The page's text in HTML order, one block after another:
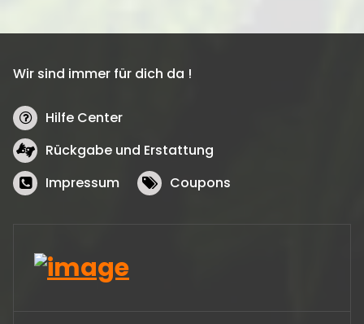
Wir sind immer für dich da !
Hilfe Center
Rückgabe und Erstattung
Impressum
Coupons